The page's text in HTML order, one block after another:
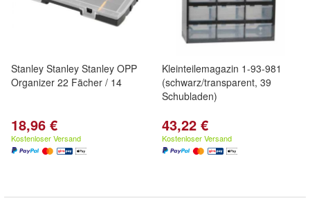
Stanley Stanley Stanley OPP
Organizer 22 Fächer / 14
18,96 €
Kostenloser Versand
Kleinteilemagazin 1-93-981
(schwarz/transparent, 39
Schubladen)
43,22 €
Kostenloser Versand